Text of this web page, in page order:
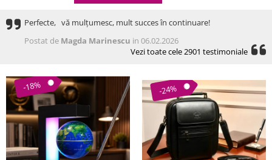
Perfecte, vă mulțumesc, mult succes în continuare!
Postat de Magda Marinescu in 06.02.2026
Vezi toate cele 2901 testimoniale
-18% -24%